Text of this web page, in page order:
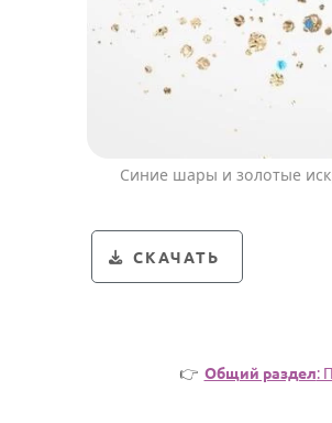
Синие шары и золотые
СКАЧАТЬ
👉 Общий раздел: